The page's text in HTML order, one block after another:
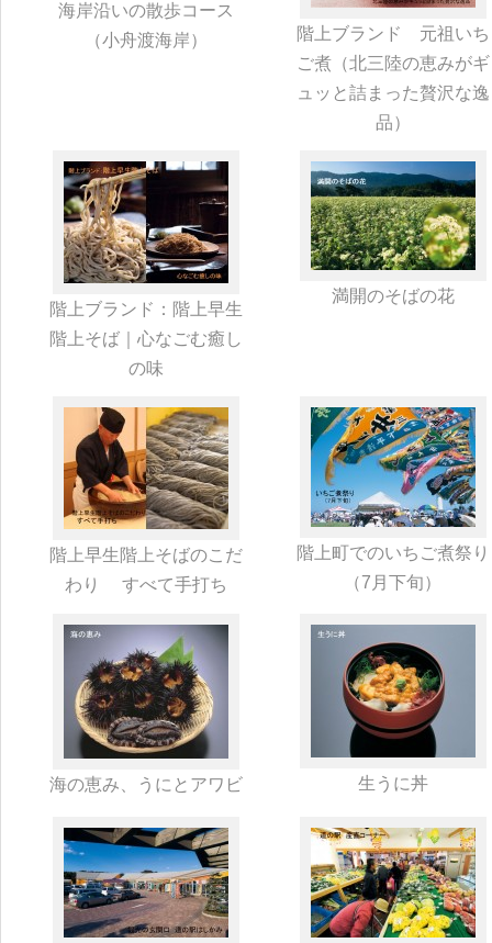
海岸沿いの散歩コース
（小舟渡海岸）
階上ブランド 元祖いち
ご煮（北三陸の恵みがギ
ュッと詰まった贅沢な逸
品）
階上ブランド：階上早生
階上そば｜心なごむ癒し
の味
満開のそばの花
階上早生階上そばのこだ
わり すべて手打ち
階上町でのいちご煮祭り
（7月下旬）
海の恵み、うにとアワビ 生うに丼